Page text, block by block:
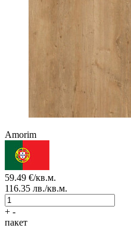
Amorim
59.49 €/кв.м.
116.35 лв./кв.м.
+ -
пакет